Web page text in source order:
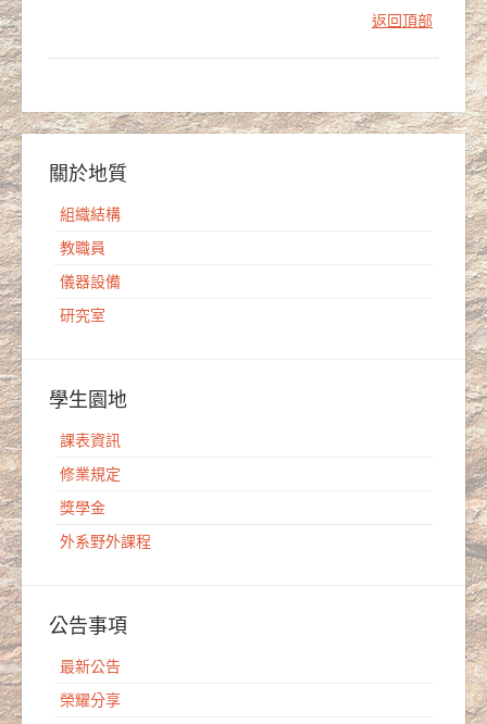
返回頂部
關於地質
組織結構
教職員
儀器設備
研究室
學生園地
課表資訊
修業規定
獎學金
外系野外課程
公告事項
最新公告
榮耀分享